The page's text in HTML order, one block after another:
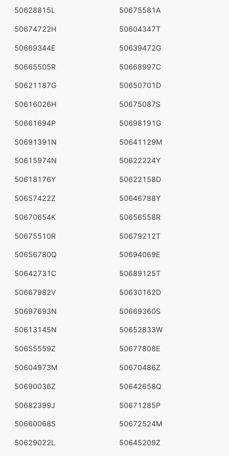
50628815L 50675581A
50674722H 50604347T
50669344E 50639472G
50665505R 50668997C
50621187G 50650701D
50616026H 50675087S
50661694P 50698191G
50691391N 50641129M
50615974N 50622224Y
50618176Y 50622158D
50657422Z 50646788Y
50670654K 50656558R
50675510R 50679212T
50656780Q 50694069E
50642731C 50689125T
50667982V 50630162D
50697693N 50669360S
50613145N 50652833W
50655559Z 50677808E
50604973M 50670486Z
50690036Z 50642658Q
50682399J 50671285P
50660068S 50672524M
50629022L 50645209Z